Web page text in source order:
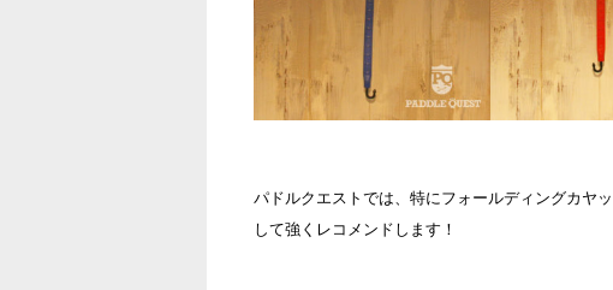
パドルクエストでは、特にフォールディングカヤ
して強くレコメンドします！